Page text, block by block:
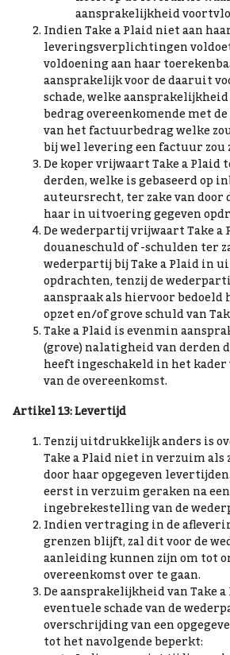
aansprakelijkheid
Indien Take a Plaid niet aan
leveringsverplichtingen
voldoening aan haar
aansprakelijk voor de daaruit
schade, welke
bedrag overeenkomende met
van het factuurbedrag welke
bij wel levering een factuur zou
De koper vrijwaart Take a Plaid
derden, welke is gebaseerd op
auteursrecht, ter zake van
haar in uitvoering gegeven
De wederpartij vrijwaart Take a
douaneschuld of -schulden ter
wederpartij bij Take a Plaid in
opdrachten, tenzij de
aanspraak als hiervoor bedoeld
opzet en/of grove schuld van
Take a Plaid is evenmin
(grove) nalatigheid van derden
heeft ingeschakeld in het
van de overeenkomst.
Artikel 13: Levertijd
Tenzij uitdrukkelijk anders is
Take a Plaid niet in verzuim
door haar opgegeven
eerst in verzuim geraken na
ingebrekestelling van de
Indien vertraging in de
grenzen blijft, zal dit voor de
aanleiding kunnen zijn om tot
overeenkomst over te gaan.
De aansprakelijkheid van Take
eventuele schade van de
overschrijding van een
tot het navolgende beperkt: